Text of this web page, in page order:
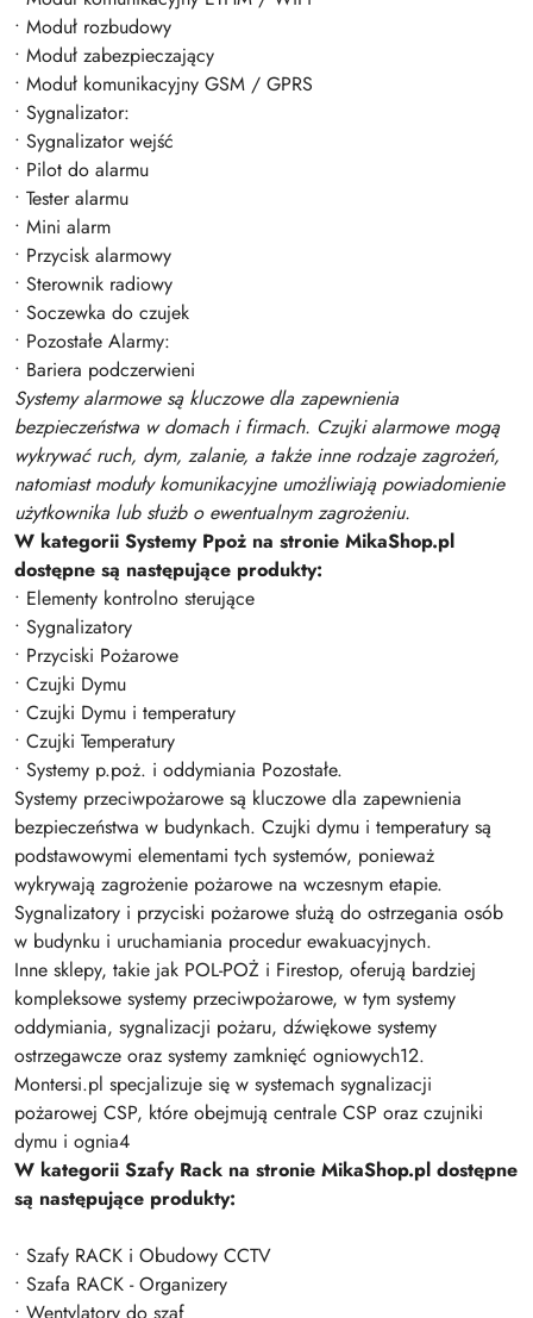
• Moduł rozbudowy
• Moduł zabezpieczający
• Moduł komunikacyjny GSM / GPRS
• Sygnalizator:
• Sygnalizator wejść
• Pilot do alarmu
• Tester alarmu
• Mini alarm
• Przycisk alarmowy
• Sterownik radiowy
• Soczewka do czujek
• Pozostałe Alarmy:
• Bariera podczerwieni
Systemy alarmowe są kluczowe dla zapewnienia
bezpieczeństwa w domach i firmach. Czujki alarmowe mogą
wykrywać ruch, dym, zalanie, a także inne rodzaje zagrożeń,
natomiast moduły komunikacyjne umożliwiają powiadomienie
użytkownika lub służb o ewentualnym zagrożeniu.
W kategorii Systemy Ppoż na stronie MikaShop.pl
dostępne są następujące produkty:
• Elementy kontrolno sterujące
• Sygnalizatory
• Przyciski Pożarowe
• Czujki Dymu
• Czujki Dymu i temperatury
• Czujki Temperatury
• Systemy p.poż. i oddymiania Pozostałe.
Systemy przeciwpożarowe są kluczowe dla zapewnienia
bezpieczeństwa w budynkach. Czujki dymu i temperatury są
podstawowymi elementami tych systemów, ponieważ
wykrywają zagrożenie pożarowe na wczesnym etapie.
Sygnalizatory i przyciski pożarowe służą do ostrzegania osób
w budynku i uruchamiania procedur ewakuacyjnych.
Inne sklepy, takie jak POL-POŻ i Firestop, oferują bardziej
kompleksowe systemy przeciwpożarowe, w tym systemy
oddymiania, sygnalizacji pożaru, dźwiękowe systemy
ostrzegawcze oraz systemy zamknięć ogniowych12.
Montersi.pl specjalizuje się w systemach sygnalizacji
pożarowej CSP, które obejmują centrale CSP oraz czujniki
dymu i ognia4
W kategorii Szafy Rack na stronie MikaShop.pl dostępne
są następujące produkty:
• Szafy RACK i Obudowy CCTV
• Szafa RACK - Organizery